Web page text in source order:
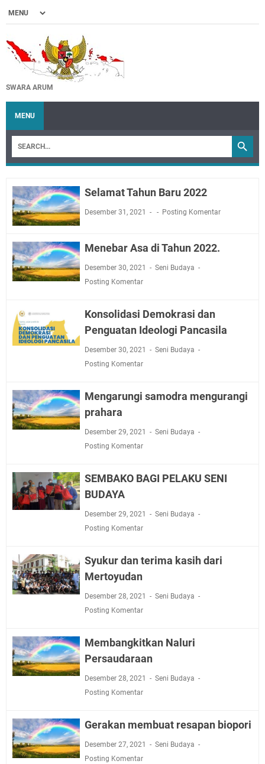
SWARA ARUM
MENU
Selamat Tahun Baru 2022
Desember 31, 2021 Posting Komentar
Menebar Asa di Tahun 2022.
Desember 30, 2021
Seni Budaya
Posting Komentar
Konsolidasi Demokrasi dan
Penguatan Ideologi Pancasila
Desember 30, 2021
Seni Budaya
Posting Komentar
Mengarungi samodra mengurangi
prahara
Desember 29, 2021
Seni Budaya
Posting Komentar
SEMBAKO BAGI PELAKU SENI
BUDAYA
Desember 29, 2021
Seni Budaya
Posting Komentar
Syukur dan terima kasih dari
Mertoyudan
Desember 28, 2021
Seni Budaya
Posting Komentar
Membangkitkan Naluri
Persaudaraan
Desember 28, 2021
Seni Budaya
Posting Komentar
Gerakan membuat resapan biopori
Desember 27, 2021
Seni Budaya
Posting Komentar